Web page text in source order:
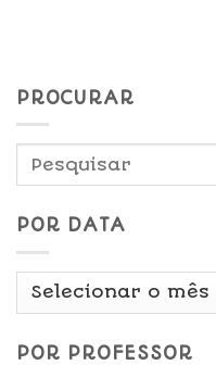
PROCURAR
POR DATA
Por
POR PROFESSOR